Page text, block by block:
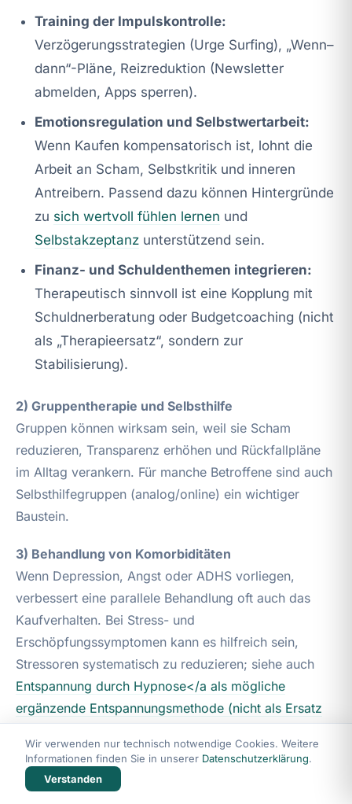
Training der Impulskontrolle:
Verzögerungsstrategien (Urge Surfing), „Wenn–
dann“-Pläne, Reizreduktion (Newsletter
abmelden, Apps sperren).
Emotionsregulation und Selbstwertarbeit:
Wenn Kaufen kompensatorisch ist, lohnt die
Arbeit an Scham, Selbstkritik und inneren
Antreibern. Passend dazu können Hintergründe
zu sich wertvoll fühlen lernen und
Selbstakzeptanz unterstützend sein.
Finanz- und Schuldenthemen integrieren:
Therapeutisch sinnvoll ist eine Kopplung mit
Schuldnerberatung oder Budgetcoaching (nicht
als „Therapieersatz“, sondern zur
Stabilisierung).
2) Gruppentherapie und Selbsthilfe
Gruppen können wirksam sein, weil sie Scham
reduzieren, Transparenz erhöhen und Rückfallpläne
im Alltag verankern. Für manche Betroffene sind auch
Selbsthilfegruppen (analog/online) ein wichtiger
Baustein.
3) Behandlung von Komorbiditäten
Wenn Depression, Angst oder ADHS vorliegen,
verbessert eine parallele Behandlung oft auch das
Kaufverhalten. Bei Stress- und
Erschöpfungssymptomen kann es hilfreich sein,
Stressoren systematisch zu reduzieren; siehe auch
Entspannung durch Hypnose</a als mögliche
ergänzende Entspannungsmethode (nicht als Ersatz
4) Medikamentöse Optionen (ärztlich)
Es gibt Studien zu verschiedenen Psychopharmaka
Wir verwenden nur technisch notwendige Cookies. Weitere
Informationen finden Sie in unserer Datenschutzerklärung.
Verstanden